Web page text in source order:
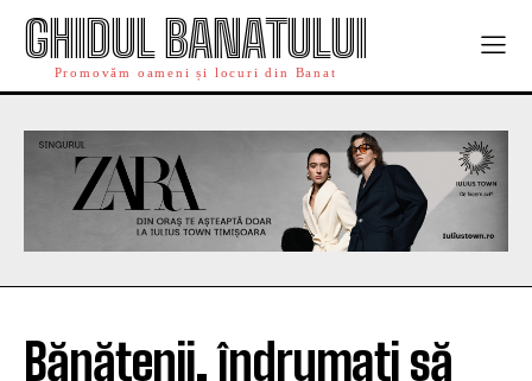
GHIDUL BANATULUI
Promovăm oameni și locuri din Banat
Bănățenii, îndrumați să